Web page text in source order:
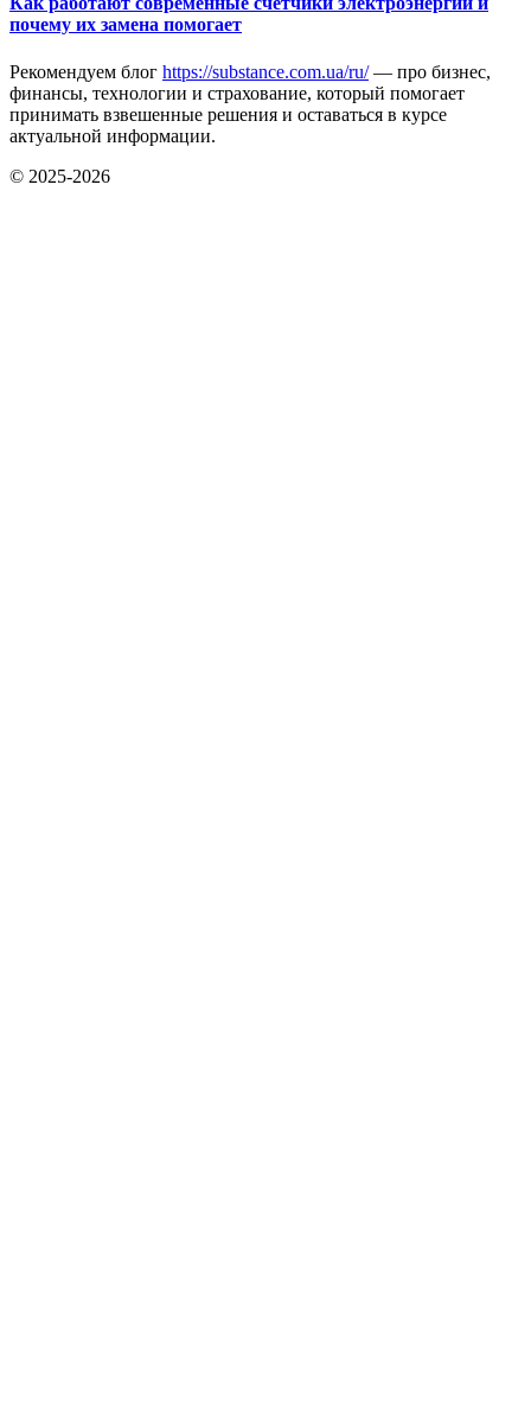
почему их замена помогает
Рекомендуем блог https://substance.com.ua/ru/— про бизнес,
финансы, технологии и страхование, который помогает
принимать взвешенные решения и оставаться в курсе
актуальной информации.
© 2025-2026